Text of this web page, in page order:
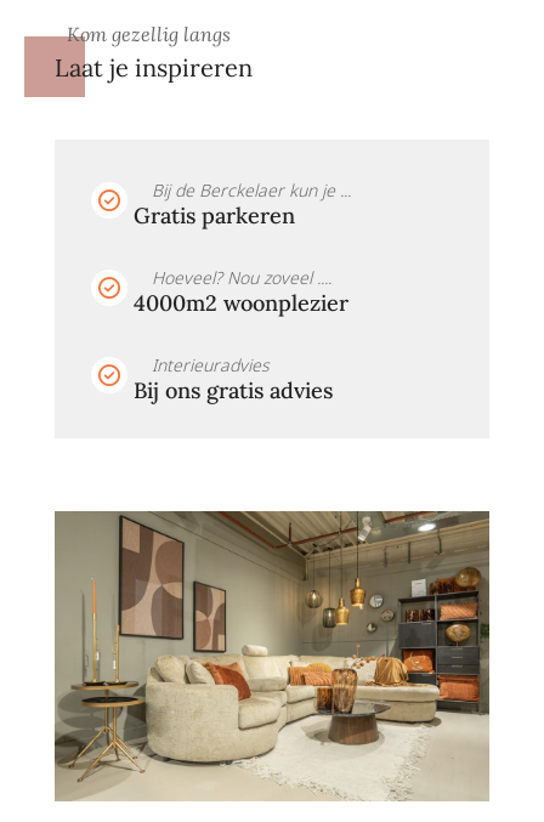
Kom gezellig langs
Laat je inspireren
Bij de Berckelaer kun je ...
Gratis parkeren
Hoeveel? Nou zoveel ....
4000m2 woonplezier
Interieuradvies
Bij ons gratis advies